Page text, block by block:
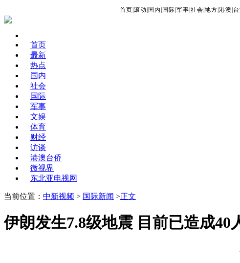
首页 滚动 国内 国际 军事 社会 地方 港澳
首页
最新
热点
国内
社会
国际
军事
文娱
体育
财经
访谈
港澳台侨
微视界
东北亚电视网
当前位置： 中新视频 > 国际新闻 >正文
伊朗发生7.8级地震 目前已造成40